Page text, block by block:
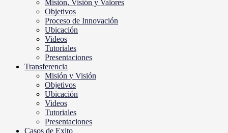
Misión, Visión y Valores
Objetivos
Proceso de Innovación
Ubicación
Videos
Tutoriales
Presentaciones
Transferencia
Misión y Visión
Objetivos
Ubicación
Videos
Tutoriales
Presentaciones
Casos de Exito